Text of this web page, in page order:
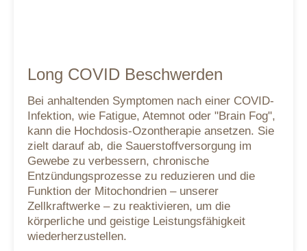
Long COVID Beschwerden
Bei anhaltenden Symptomen nach einer COVID-
Infektion, wie Fatigue, Atemnot oder "Brain Fog",
kann die Hochdosis-Ozontherapie ansetzen. Sie
zielt darauf ab, die Sauerstoffversorgung im
Gewebe zu verbessern, chronische
Entzündungsprozesse zu reduzieren und die
Funktion der Mitochondrien – unserer
Zellkraftwerke – zu reaktivieren, um die
körperliche und geistige Leistungsfähigkeit
wiederherzustellen.